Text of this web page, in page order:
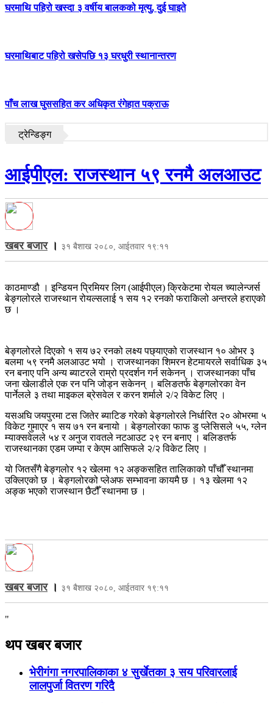
घरमाथि पहिरो खस्दा ३ वर्षीय बालकको मृत्यु, दुई घाइते
घरमाथिबाट पहिरो खसेपछि १३ घरधुरी स्थानान्तरण
पाँच लाख घुससहित कर अधिकृत रंगेहात पक्राऊ
ट्रेन्डिङ्ग
आईपीएल: राजस्थान ५९ रनमै अलआउट
खबर बजार। ३१ बैशाख २०८०, आईतवार १९:११
काठमाण्डौ । इन्डियन प्रिमियर लिग (आईपीएल) क्रिकेटमा रोयल च्यालेन्जर्स
बेङ्गलोरले राजस्थान रोयल्सलाई १ सय १२ रनको फराकिलो अन्तरले हराएको
छ ।
बेङ्गलोरले दिएको १ सय ७२ रनको लक्ष्य पछ्याएको राजस्थान १० ओभर ३
बलमा ५९ रनमै अलआउट भयो । राजस्थानका शिमरन हेटमायरले सर्वाधिक ३५
रन बनाए पनि अन्य ब्याटरले राम्रो प्रदर्शन गर्न सकेनन् । राजस्थानका पाँच
जना खेलाडीले एक रन पनि जोड्न सकेनन् । बलिङतर्फ बेङ्गलोरका वेन
पार्नेलले ३ तथा माइकल ब्रेसवेल र करन शर्माले २/२ विकेट लिए ।
यसअघि जयपुरमा टस जितेर ब्याटिङ गरेको बेङ्गलोरले निर्धारित २० ओभरमा ५
विकेट गुमाएर १ सय ७१ रन बनायो । बेङ्गलोरका फाफ डु प्लेसिसले ५५, ग्लेन
म्याक्सवेलले ५४ र अनुज रावतले नटआउट २९ रन बनाए । बलिङतर्फ
राजस्थानका एडम जम्पा र केएम आसिफले २/२ विकेट लिए ।
यो जितसँगै बेङ्गलोर १२ खेलमा १२ अङ्कसहित तालिकाको पाँचौँ स्थानमा
उक्लिएको छ । बेङ्गलोरको प्लेअफ सम्भावना कायमै छ । १३ खेलमा १२
अङ्क भएको राजस्थान छैटौँ स्थानमा छ ।
खबर बजार। ३१ बैशाख २०८०, आईतवार १९:११
"
थप खबर बजार
भेरीगंगा नगरपालिकाका ४ सुर्खेतका ३ सय परिवारलाई
लालपुर्जा वितरण गरिदै